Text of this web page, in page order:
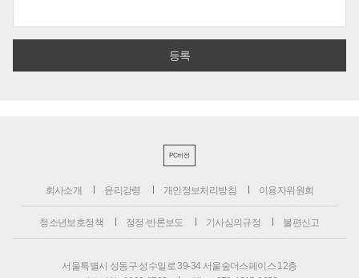
PC버전
회사소개 윤리강령 개인정보처리방침 이용자위원회
청소년보호정책 정정·반론보도 기사심의규정 불편신고
서울특별시 성동구 성수일로 39-34 서울숲더스페이스 12층